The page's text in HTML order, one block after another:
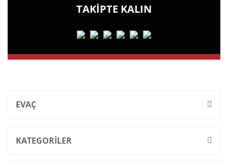
TAKİPTE KALIN
EVAÇ
KATEGORİLER